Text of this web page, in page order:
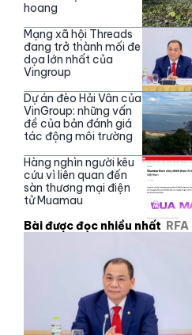
hoang
Mạng xã hội Threads
đang trở thành mối đe
dọa lớn nhất của
Vingroup
Dự án đèo Hải Vân của
VinGroup: những vấn
đề của bản đánh giá
tác động môi trường
Hàng nghìn người kêu
cứu vì liên quan đến
sàn thương mại điện
tử Muamau
Bài được đọc nhiều nhất RFA